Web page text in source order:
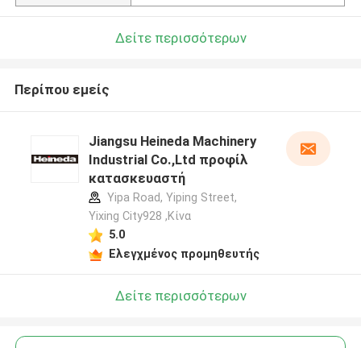
Δείτε περισσότερων
Περίπου εμείς
Jiangsu Heineda Machinery
Industrial Co.,Ltd προφίλ
κατασκευαστή
Yipa Road, Yiping Street,
Yixing City928 ,Κίνα
5.0
Ελεγχμένος προμηθευτής
Δείτε περισσότερων